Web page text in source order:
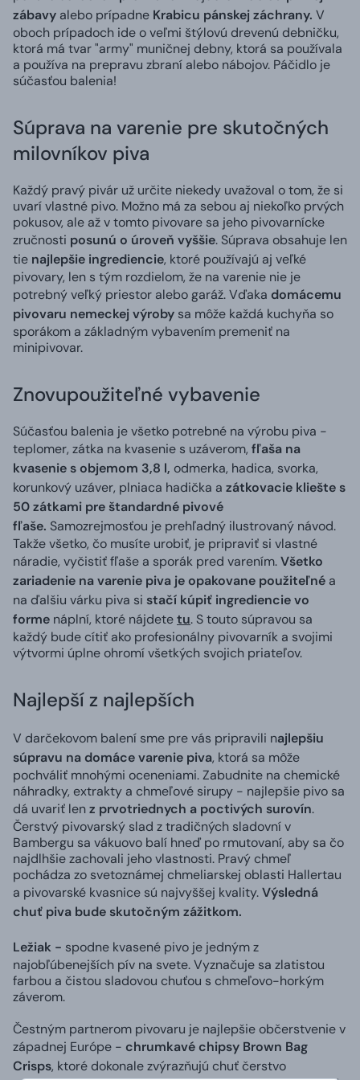
zábavy alebo prípadne Krabicu pánskej záchrany. V
oboch prípadoch ide o veľmi štýlovú drevenú debničku,
ktorá má tvar "army" muničnej debny, ktorá sa používala
a používa na prepravu zbraní alebo nábojov. Páčidlo je
súčasťou balenia!
Súprava na varenie pre skutočných
milovníkov piva
Každý pravý pivár už určite niekedy uvažoval o tom, že si
uvarí vlastné pivo. Možno má za sebou aj niekoľko prvých
pokusov, ale až v tomto pivovare sa jeho pivovarnícke
zručnosti posunú o úroveň vyššie. Súprava obsahuje len
tie najlepšie ingrediencie, ktoré používajú aj veľké
pivovary, len s tým rozdielom, že na varenie nie je
potrebný veľký priestor alebo garáž. Vďaka domácemu
pivovaru nemeckej výroby sa môže každá kuchyňa so
sporákom a základným vybavením premeniť na
minipivovar.
Znovupoužiteľné vybavenie
Súčasťou balenia je všetko potrebné na výrobu piva -
teplomer, zátka na kvasenie s uzáverom, fľaša na
kvasenie s objemom 3,8 l, odmerka, hadica, svorka,
korunkový uzáver, plniaca hadička a zátkovacie kliešte s
50 zátkami pre štandardné pivové
fľaše. Samozrejmosťou je prehľadný ilustrovaný návod.
Takže všetko, čo musíte urobiť, je pripraviť si vlastné
náradie, vyčistiť fľaše a sporák pred varením.Všetko
zariadenie na varenie piva je opakovane použiteľné a
na ďalšiu várku piva si stačí kúpiť ingrediencie vo
forme náplní, ktoré nájdetetu. S touto súpravou sa
každý bude cítiť ako profesionálny pivovarník a svojimi
výtvormi úplne ohromí všetkých svojich priateľov.
Najlepší z najlepších
V darčekovom balení sme pre vás pripravili najlepšiu
súpravu na domáce varenie piva, ktorá sa môže
pochváliť mnohými oceneniami. Zabudnite na chemické
náhradky, extrakty a chmeľové sirupy - najlepšie pivo sa
dá uvariť lenz prvotriednych a poctivých surovín.
Čerstvý pivovarský slad z tradičných sladovní v
Bambergu sa vákuovo balí hneď po rmutovaní, aby sa čo
najdlhšie zachovali jeho vlastnosti. Pravý chmeľ
pochádza zo svetoznámej chmeliarskej oblasti Hallertau
a pivovarské kvasnice sú najvyššej kvality.Výsledná
chuť piva bude skutočným zážitkom.
Ležiak - spodne kvasené pivo je jedným z
najobľúbenejších pív na svete. Vyznačuje sa zlatistou
farbou a čistou sladovou chuťou s chmeľovo-horkým
záverom.
Čestným partnerom pivovaru je najlepšie občerstvenie v
západnej Európe - chrumkavé chipsy Brown Bag
Crisps, ktoré dokonale zvýrazňujú chuť čerstvo